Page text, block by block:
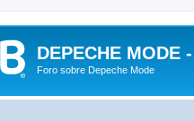
DEPECHE MODE
Foro sobre Depeche Mode